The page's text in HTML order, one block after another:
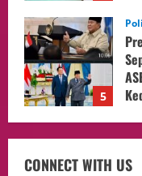
1
CONNECT WITH US